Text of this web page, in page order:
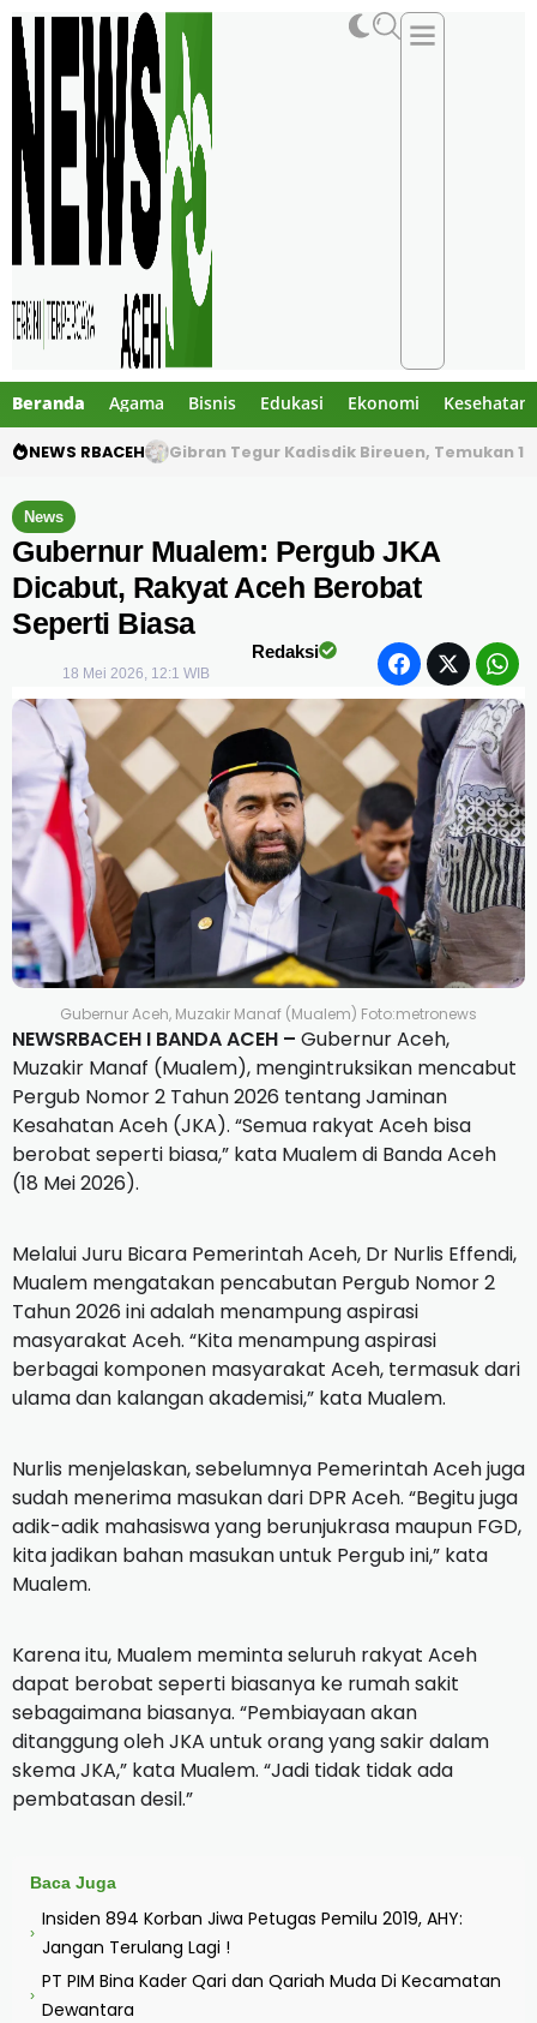
Beranda Agama Bisnis Edukasi Ekonomi Kesehatan
NEWS RBACEH Gibran Tegur Kadisdik Bireuen, Temukan 1
News
Gubernur Mualem: Pergub JKA
Dicabut, Rakyat Aceh Berobat
Seperti Biasa
Redaksi
18 Mei 2026, 12:1 WIB
Gubernur Aceh, Muzakir Manaf (Mualem) Foto:metronews
NEWSRBACEH I BANDA ACEH – Gubernur Aceh,
Muzakir Manaf (Mualem), mengintruksikan mencabut
Pergub Nomor 2 Tahun 2026 tentang Jaminan
Kesahatan Aceh (JKA). “Semua rakyat Aceh bisa
berobat seperti biasa,” kata Mualem di Banda Aceh
(18 Mei 2026).
Melalui Juru Bicara Pemerintah Aceh, Dr Nurlis Effendi,
Mualem mengatakan pencabutan Pergub Nomor 2
Tahun 2026 ini adalah menampung aspirasi
masyarakat Aceh. “Kita menampung aspirasi
berbagai komponen masyarakat Aceh, termasuk dari
ulama dan kalangan akademisi,” kata Mualem.
Nurlis menjelaskan, sebelumnya Pemerintah Aceh juga
sudah menerima masukan dari DPR Aceh. “Begitu juga
adik-adik mahasiswa yang berunjukrasa maupun FGD,
kita jadikan bahan masukan untuk Pergub ini,” kata
Mualem.
Karena itu, Mualem meminta seluruh rakyat Aceh
dapat berobat seperti biasanya ke rumah sakit
sebagaimana biasanya. “Pembiayaan akan
ditanggung oleh JKA untuk orang yang sakir dalam
skema JKA,” kata Mualem. “Jadi tidak tidak ada
pembatasan desil.”
Baca Juga
›
Insiden 894 Korban Jiwa Petugas Pemilu 2019, AHY:
Jangan Terulang Lagi !
›
PT PIM Bina Kader Qari dan Qariah Muda Di Kecamatan
Dewantara